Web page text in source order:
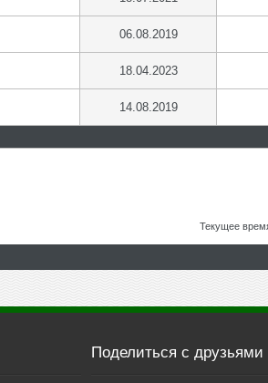
06.08.2019
18.04.2023
14.08.2019
Текущее
Поделиться с друзьями